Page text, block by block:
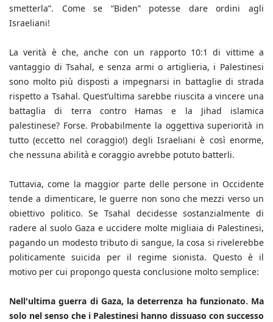
smetterla”. Come se “Biden” potesse dare ordini agli
Israeliani!
La verità è che, anche con un rapporto 10:1 di vittime a
vantaggio di Tsahal, e senza armi o artiglieria, i Palestinesi
sono molto più disposti a impegnarsi in battaglie di strada
rispetto a Tsahal. Quest’ultima sarebbe riuscita a vincere una
battaglia di terra contro Hamas e la Jihad islamica
palestinese? Forse. Probabilmente la oggettiva superiorità in
tutto (eccetto nel coraggio!) degli Israeliani è così enorme,
che nessuna abilità e coraggio avrebbe potuto batterli.
Tuttavia, come la maggior parte delle persone in Occidente
tende a dimenticare, le guerre non sono che mezzi verso un
obiettivo politico. Se Tsahal decidesse sostanzialmente di
radere al suolo Gaza e uccidere molte migliaia di Palestinesi,
pagando un modesto tributo di sangue, la cosa si rivelerebbe
politicamente suicida per il regime sionista. Questo è il
motivo per cui propongo questa conclusione molto semplice:
Nell'ultima guerra di Gaza, la deterrenza ha funzionato. Ma
solo nel senso che i Palestinesi hanno dissuaso con successo